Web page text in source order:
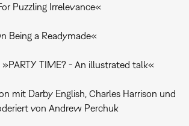
Puzzling Irrelevance«
Being a Readymade«
»PARTY TIME? - An illustrated talk«
mit Darby English, Charles Harrison und
von Andrew Perchuk